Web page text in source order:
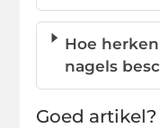
Hoe
nagels
Goed